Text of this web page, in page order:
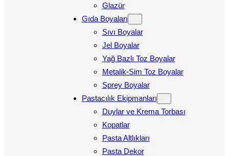
Glazür
Gıda Boyaları
Sıvı Boyalar
Jel Boyalar
Yağ Bazlı Toz Boyalar
Metalik-Sim Toz Boyalar
Sprey Boyalar
Pastacılık Ekipmanları
Duylar ve Krema Torbası
Kopatlar
Pasta Altlıkları
Pasta Dekor